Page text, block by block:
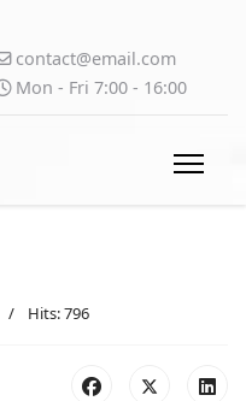
contact@email.com
Mon - Fri 7:00 - 16:00
Hits: 796